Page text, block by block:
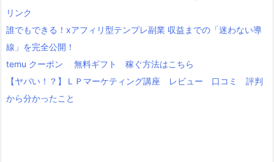
リンク
誰でもできる！xアフィリ型テンプレ副業 収益までの「迷わない導
線」を完全公開！
temu クーポン 無料ギフト 稼ぐ方法はこちら
【ヤバい！？】ＬＰマーケティング講座 レビュー 口コミ 評判
から分かったこと